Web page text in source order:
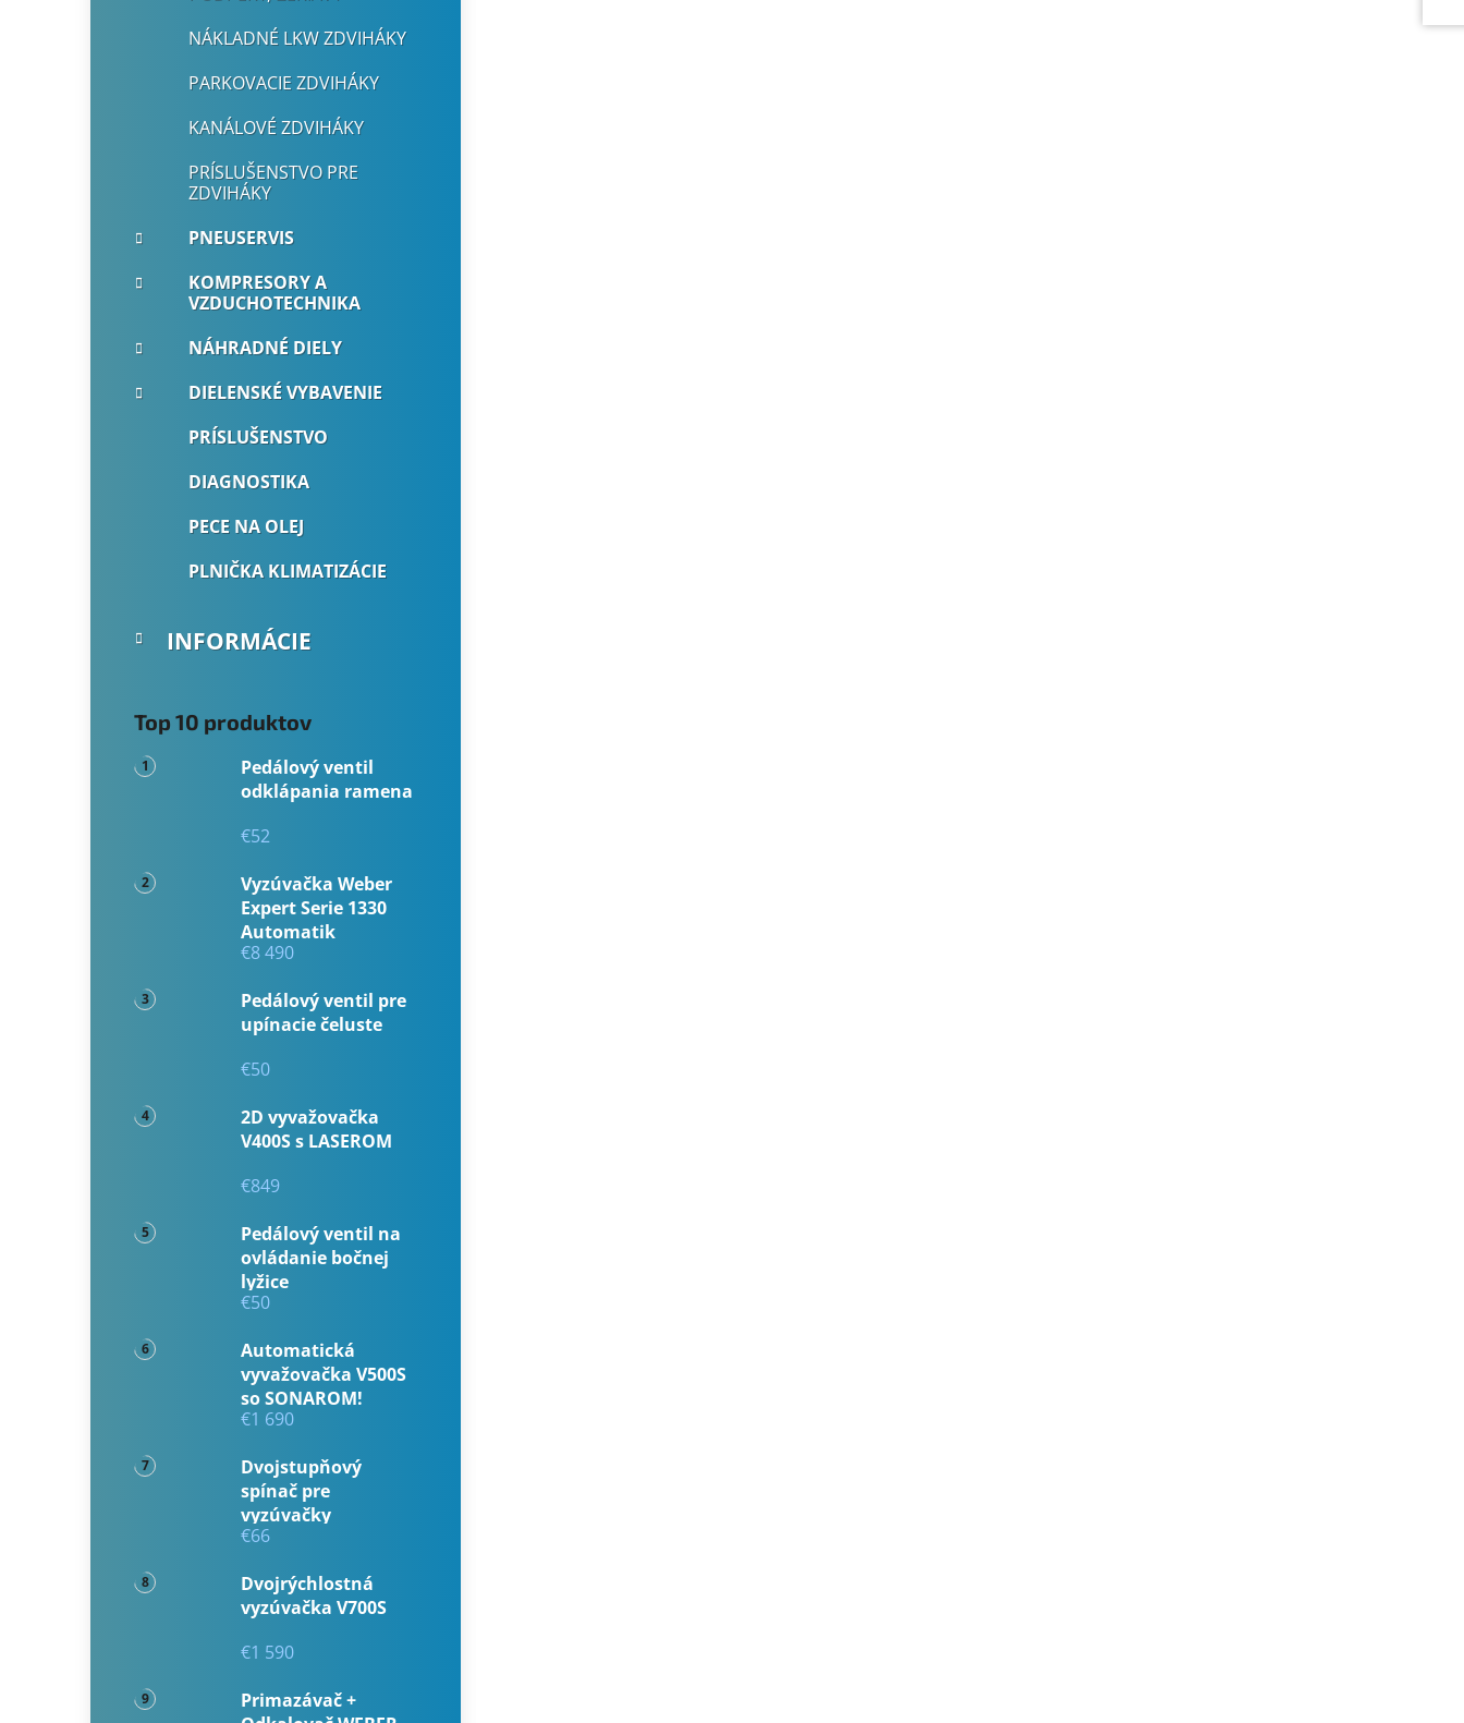
NÁKLADNÉ LKW ZDVIHÁKY
PARKOVACIE ZDVIHÁKY
KANÁLOVÉ ZDVIHÁKY
PRÍSLUŠENSTVO PRE
ZDVIHÁKY
PNEUSERVIS
KOMPRESORY A
VZDUCHOTECHNIKA
NÁHRADNÉ DIELY
DIELENSKÉ VYBAVENIE
PRÍSLUŠENSTVO
DIAGNOSTIKA
PECE NA OLEJ
PLNIČKA KLIMATIZÁCIE
INFORMÁCIE
Top 10 produktov
Pedálový ventil
odklápania ramena
€52
Vyzúvačka Weber
Expert Serie 1330
Automatik
€8 490
Pedálový ventil pre
upínacie čeluste
€50
2D vyvažovačka
V400S s LASEROM
€849
Pedálový ventil na
ovládanie bočnej
lyžice
€50
Automatická
vyvažovačka V500S
so SONAROM!
€1 690
Dvojstupňový
spínač pre
vyzúvačky
€66
Dvojrýchlostná
vyzúvačka V700S
€1 590
Primazávač +